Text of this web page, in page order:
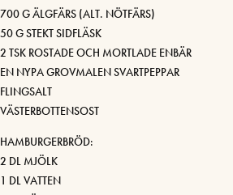
700 G ÄLGFÄRS (ALT. NÖTFÄRS)
50 G STEKT SIDFLÄSK
2 TSK ROSTADE OCH MORTLADE ENBÄR
EN NYPA GROVMALEN SVARTPEPPAR
FLING­SALT
VÄSTERBOTTENSOST
HAMBURGERBRÖD:
2 DL MJÖLK
1 DL VATTEN